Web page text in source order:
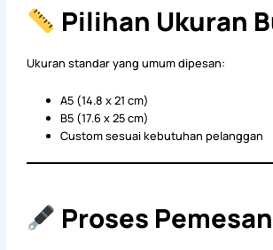
Pilihan Ukuran
Ukuran standar yang umum dipesan:
A5 (14.8 x 21 cm)
B5 (17.6 x 25 cm)
Custom sesuai kebutuhan pelanggan
Proses